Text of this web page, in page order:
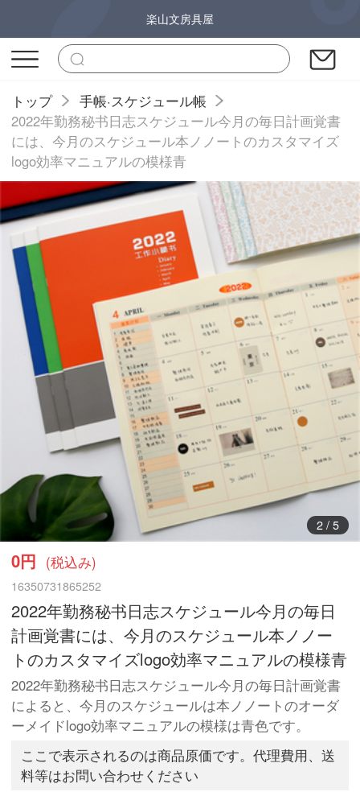
楽山文房具屋
トップ
手帳·スケジュール帳
2022年勤務秘书日志スケジュール今月の毎日計画覚書
には、今月のスケジュール本ノノートのカスタマイズ
logo効率マニュアルの模様青
3/ 5
0円 (税込み)
16350731865252
2022年勤務秘书日志スケジュール今月の毎日
計画覚書には、今月のスケジュール本ノノー
トのカスタマイズlogo効率マニュアルの模様青
2022年勤務秘书日志スケジュール今月の毎日計画覚書
によると、今月のスケジュールは本ノノートのオーダ
ーメイドlogo効率マニュアルの模様は青色です。
ここで表示されるのは商品原価です。代理費用、送
料等はお問い合わせください